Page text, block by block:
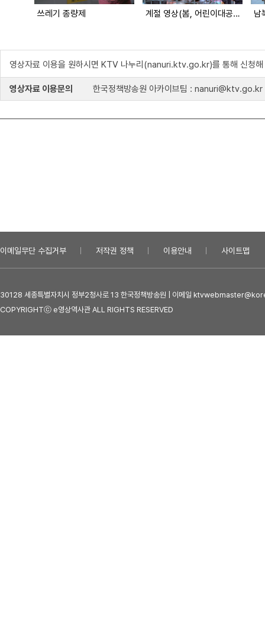
쓰레기 종량제 계절 영상(봄, 어린이대공원) (대한뉴스 2000호 수록) 남
영상자료 이용을 원하시면 KTV 나누리(nanuri.ktv.go.kr)를 통해 신청해
영상자료 이용문의 한국정책방송원 아카이브팀 : nanuri@ktv.go.kr
이메일무단 수집거부 저작권 정책 이용안내 사이트맵
30128 세종특별자치시 정부2청사로 13 한국정책방송원 | 이메일
COPYRIGHTⓒ e영상역사관 ALL RIGHTS RESERVED